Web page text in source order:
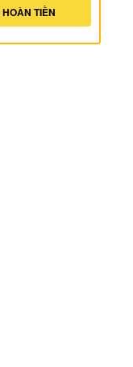
HOÀN TIỀN